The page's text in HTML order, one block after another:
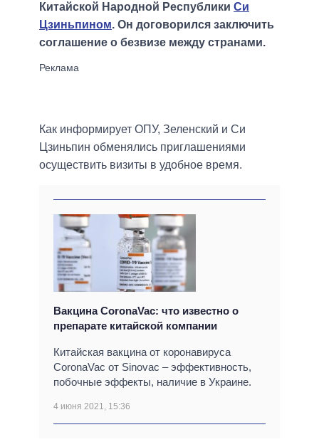
Китайской Народной Республики Си
Цзиньпином. Он договорился заключить
соглашение о безвизе между странами.
Как информирует ОПУ, Зеленский и Си
Цзиньпин обменялись приглашениями
осуществить визиты в удобное время.
Вакцина CoronaVac: что известно о
препарате китайской компании
Китайская вакцина от коронавируса
CoronaVac от Sinovac – эффективность,
побочные эффекты, наличие в Украине.
4 июня 2021, 15:36